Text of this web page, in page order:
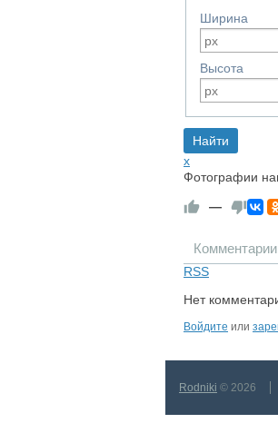
Ширина
Высота
x
Фотографии
—
Комментарии
RSS
Нет
Войдите или
Rodniki © 2026